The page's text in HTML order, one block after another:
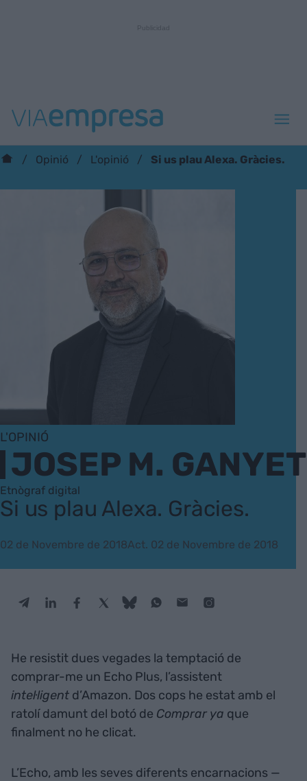
Opinió L'opinió Si us plau Alexa. Gràcies.
L'OPINIÓ
JOSEP M. GANYET
Etnògraf digital
Si us plau Alexa. Gràcies.
02 de Novembre de 2018Act. 02 de Novembre de 2018
He resistit dues vegades la temptació de
comprar-me un Echo Plus, l’assistent
intel·ligent d’Amazon. Dos cops he estat amb el
ratolí damunt del botó de Comprar ya que
finalment no he clicat.
L’Echo, amb les seves diferents encarnacions —